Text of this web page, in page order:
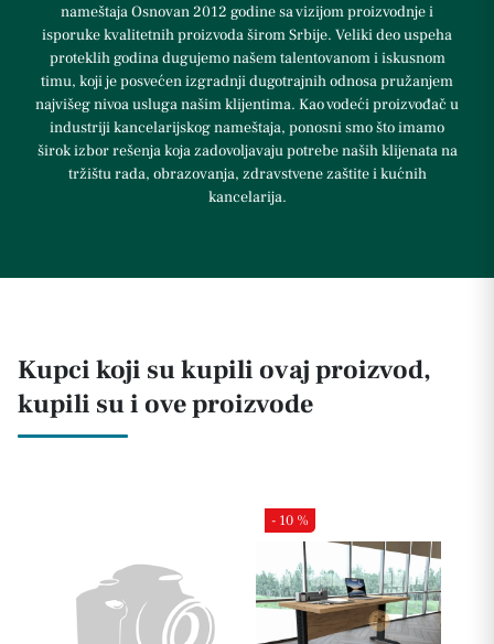
nameštaja Osnovan 2012 godine sa vizijom proizvodnje i
isporuke kvalitetnih proizvoda širom Srbije. Veliki deo uspeha
proteklih godina dugujemo našem talentovanom i iskusnom
timu, koji je posvećen izgradnji dugotrajnih odnosa pružanjem
najvišeg nivoa usluga našim klijentima. Kao vodeći proizvođač u
industriji kancelarijskog nameštaja, ponosni smo što imamo
širok izbor rešenja koja zadovoljavaju potrebe naših klijenata na
tržištu rada, obrazovanja, zdravstvene zaštite i kućnih
kancelarija.
Kupci koji su kupili ovaj proizvod,
kupili su i ove proizvode
- 10 %